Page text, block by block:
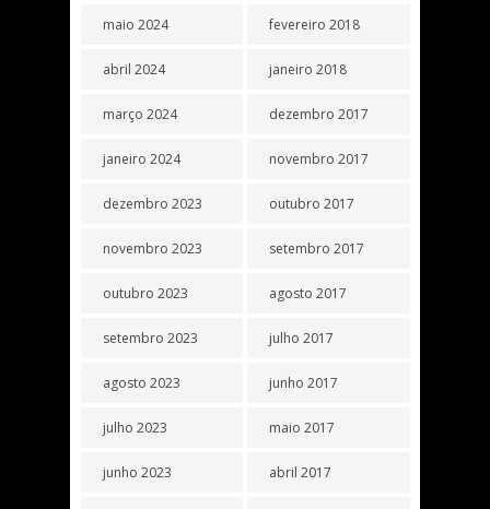
maio 2024
abril 2024
março 2024
janeiro 2024
dezembro 2023
novembro 2023
outubro 2023
setembro 2023
agosto 2023
julho 2023
junho 2023
fevereiro 2018
janeiro 2018
dezembro 2017
novembro 2017
outubro 2017
setembro 2017
agosto 2017
julho 2017
junho 2017
maio 2017
abril 2017